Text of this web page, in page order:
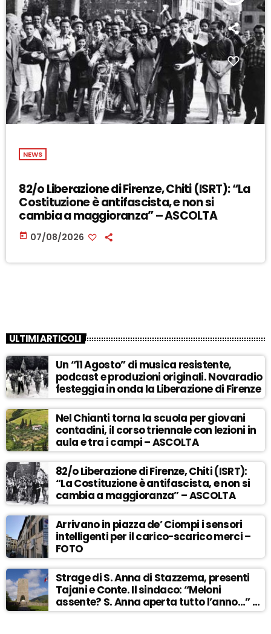
NEWS
82/o Liberazione di Firenze, Chiti (ISRT): “La
Costituzione è antifascista, e non si
cambia a maggioranza” – ASCOLTA
today 07/08/2026
ULTIMI ARTICOLI
Un “11 Agosto” di musica resistente,
podcast e produzioni originali. Novaradio
festeggia in onda la Liberazione di Firenze
Nel Chianti torna la scuola per giovani
contadini, il corso triennale con lezioni in
aula e tra i campi – ASCOLTA
82/o Liberazione di Firenze, Chiti (ISRT):
“La Costituzione è antifascista, e non si
cambia a maggioranza” – ASCOLTA
Arrivano in piazza de’ Ciompi i sensori
intelligenti per il carico-scarico merci –
FOTO
Strage di S. Anna di Stazzema, presenti
Tajani e Conte. Il sindaco: “Meloni
assente? S. Anna aperta tutto l’anno…” –
ASCOLTA